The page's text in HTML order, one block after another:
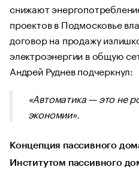
снижают
проектов в Подмосковье
договор на продажу
электроэнергии в общую
Андрей Руднев подчеркнул:
«Автоматика — это не
экономии».
Концепция пассивного
Институтом пассивного